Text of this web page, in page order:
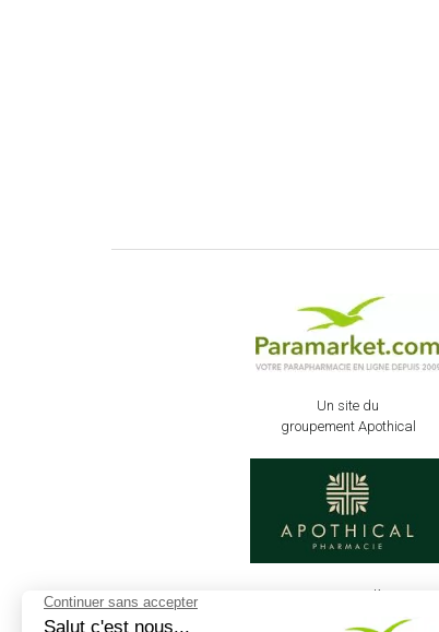
Un site du
groupement Apothical
Retrouvez dès
maintenant votre